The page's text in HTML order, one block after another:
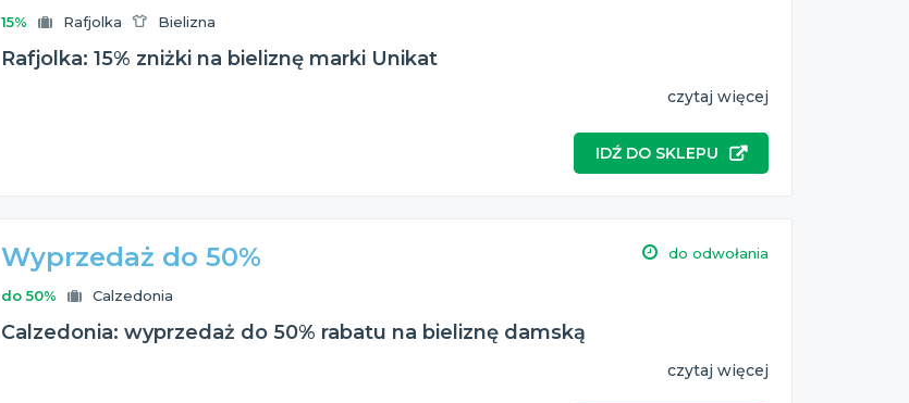
15% Rafjolka Bielizna
Rafjolka: 15% zniżki na bieliznę marki Unikat
czytaj więcej
IDŹ DO SKLEPU
Wyprzedaż do 50% do odwołania
do 50% Calzedonia
Calzedonia: wyprzedaż do 50% rabatu na bieliznę damską
czytaj więcej